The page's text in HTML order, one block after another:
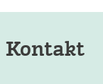
Kontakt